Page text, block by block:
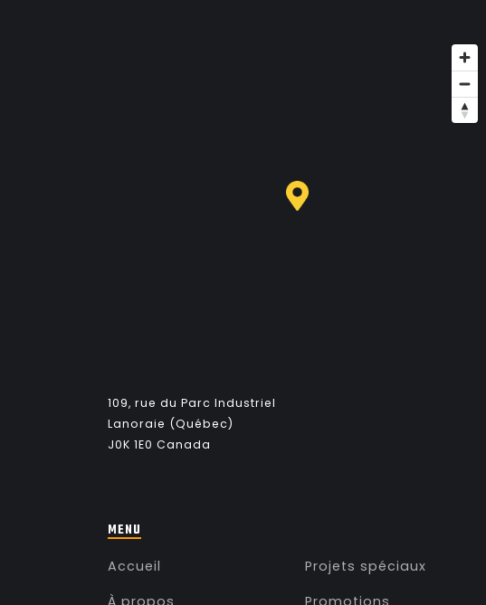
109, rue du Parc Industriel
Lanoraie (Québec)
J0K 1E0 Canada
MENU
Accueil
À propos
Projets spéciaux
Promotions